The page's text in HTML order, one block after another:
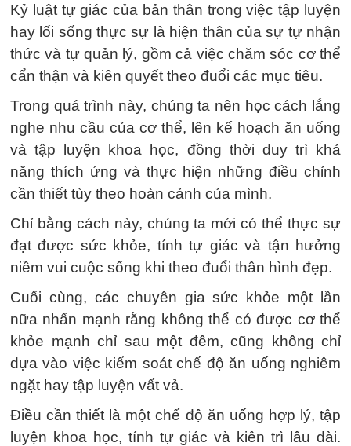
Kỷ luật tự giác của bản thân trong việc tập luyện
hay lối sống thực sự là hiện thân của sự tự nhận
thức và tự quản lý, gồm cả việc chăm sóc cơ thể
cẩn thận và kiên quyết theo đuổi các mục tiêu.
Trong quá trình này, chúng ta nên học cách lắng
nghe nhu cầu của cơ thể, lên kế hoạch ăn uống
và tập luyện khoa học, đồng thời duy trì khả
năng thích ứng và thực hiện những điều chỉnh
cần thiết tùy theo hoàn cảnh của mình.
Chỉ bằng cách này, chúng ta mới có thể thực sự
đạt được sức khỏe, tính tự giác và tận hưởng
niềm vui cuộc sống khi theo đuổi thân hình đẹp.
Cuối cùng, các chuyên gia sức khỏe một lần
nữa nhấn mạnh rằng không thể có được cơ thể
khỏe mạnh chỉ sau một đêm, cũng không chỉ
dựa vào việc kiểm soát chế độ ăn uống nghiêm
ngặt hay tập luyện vất vả.
Điều cần thiết là một chế độ ăn uống hợp lý, tập
luyện khoa học, tính tự giác và kiên trì lâu dài.